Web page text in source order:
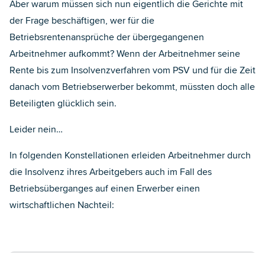
Aber warum müssen sich nun eigentlich die Gerichte mit
der Frage beschäftigen, wer für die
Betriebsrentenansprüche der übergegangenen
Arbeitnehmer aufkommt? Wenn der Arbeitnehmer seine
Rente bis zum Insolvenzverfahren vom PSV und für die Zeit
danach vom Betriebserwerber bekommt, müssten doch alle
Beteiligten glücklich sein.
Leider nein…
In folgenden Konstellationen erleiden Arbeitnehmer durch
die Insolvenz ihres Arbeitgebers auch im Fall des
Betriebsüberganges auf einen Erwerber einen
wirtschaftlichen Nachteil: